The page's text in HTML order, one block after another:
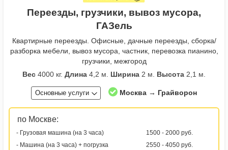
Переезды, грузчики, вывоз мусора,
ГАЗель
Квартирные переезды. Офисные, дачные переезды, сборка/
разборка мебели, вывоз мусора, частник, перевозка пианино,
грузчики, межгород
Вес 4000 кг. Длина 4,2 м. Ширина 2 м. Высота 2,1 м.
Основные услуги Москва → Грайворон
по Москве:
- Грузовая машина (на 3 часа)
1500 - 2000 руб.
- Машина (на 3 часа) + погрузка
2550 - 4050 руб.